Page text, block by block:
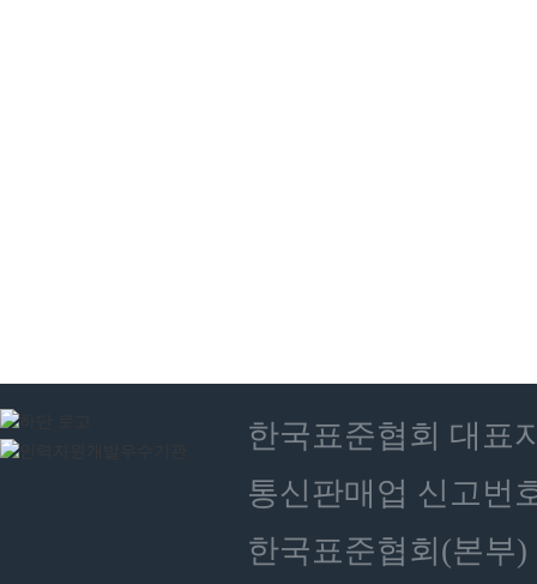
한국표준협회 대표
통신판매업 신고번
한국표준협회(본부